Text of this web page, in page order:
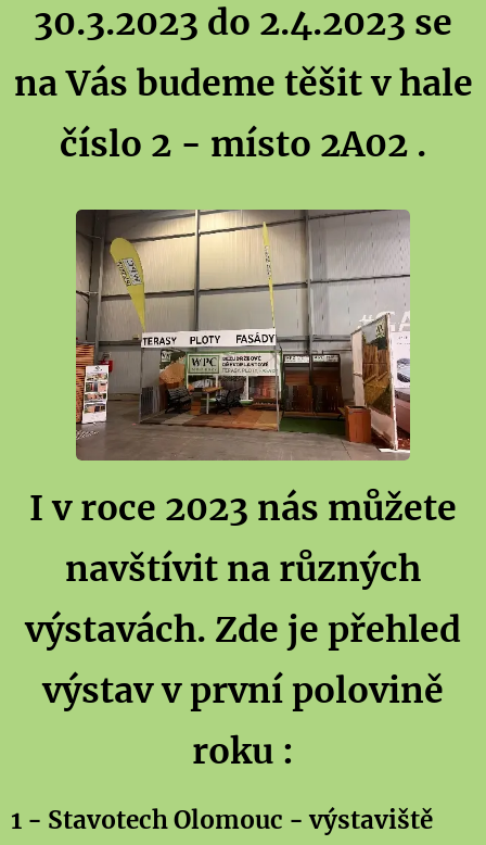
30.3.2023 do 2.4.2023 se
na Vás budeme těšit v hale
číslo 2 - místo 2A02 .
I v roce 2023 nás můžete
navštívit na různých
výstavách. Zde je přehled
výstav v první polovině
roku :
1 - Stavotech Olomouc - výstaviště